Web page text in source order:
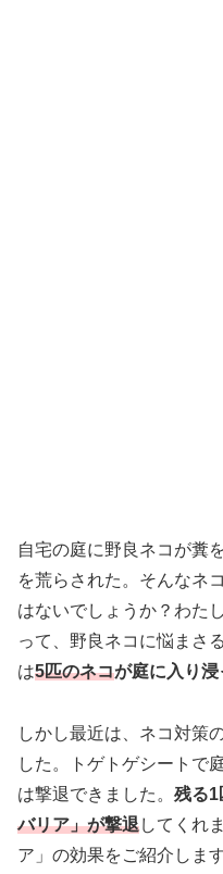
自宅の庭に野良ネコが糞
を荒らされた。そんなネ
はないでしょうか？わた
って、野良ネコに悩まさ
は5匹のネコが庭に入り浸
しかし最近は、ネコ対策
した。トゲトゲシートで
は撃退できました。 残る1
バリア」が撃退してくれ
ア」の効果をご紹介しま